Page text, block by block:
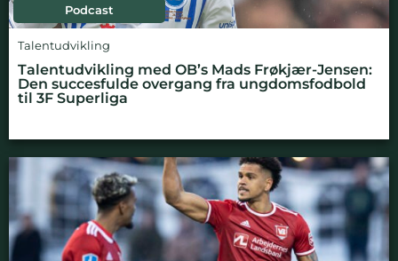
Podcast
Talentudvikling
Talentudvikling med OB’s Mads Frøkjær-Jensen:
Den succesfulde overgang fra ungdomsfodbold
til 3F Superliga